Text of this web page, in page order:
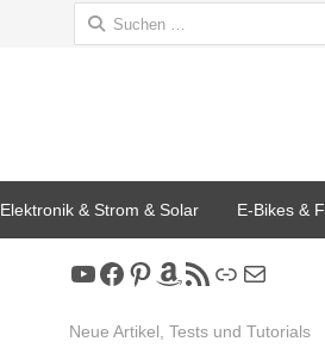
Suchen
nach:
Elektronik & Strom & Solar E-Bikes &
YouTube
Facebook
Pinterest
Amazon
RSS-Feed
Link
E-Mail
Neue Artikel, Tests und Tutorials